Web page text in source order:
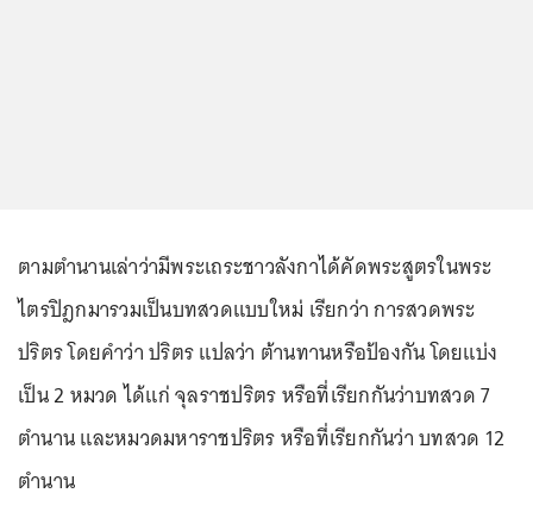
ตามตำนานเล่าว่ามีพระเถระชาวลังกาได้คัดพระสูตรในพระ
ไตรปิฎกมารวมเป็นบทสวดแบบใหม่ เรียกว่า การสวดพระ
ปริตร โดยคำว่า ปริตร แปลว่า ต้านทานหรือป้องกัน โดยแบ่ง
เป็น 2 หมวด ได้แก่ จุลราชปริตร หรือที่เรียกกันว่าบทสวด 7
ตำนาน และหมวดมหาราชปริตร หรือที่เรียกกันว่า บทสวด 12
ตำนาน